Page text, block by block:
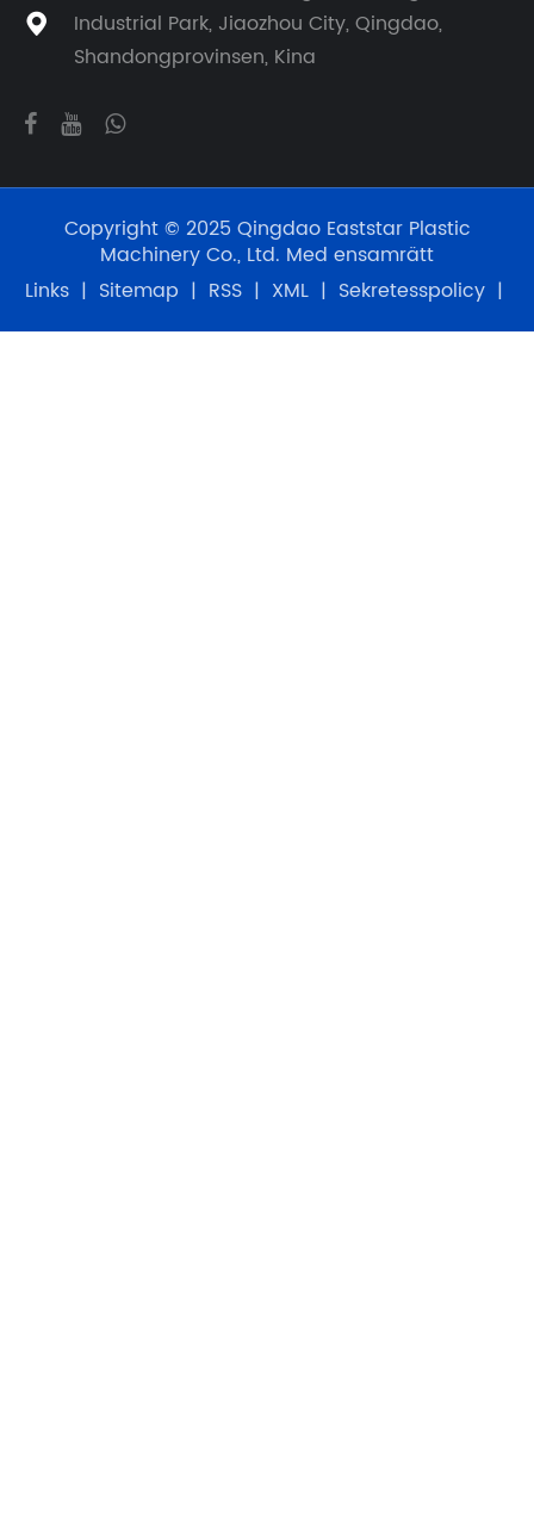

Industrial Park, Jiaozhou City, Qingdao,
Shandongprovinsen, Kina
Copyright © 2025 Qingdao Eaststar Plastic
Machinery Co., Ltd. Med ensamrätt
Links | Sitemap | RSS | XML | Sekretesspolicy |